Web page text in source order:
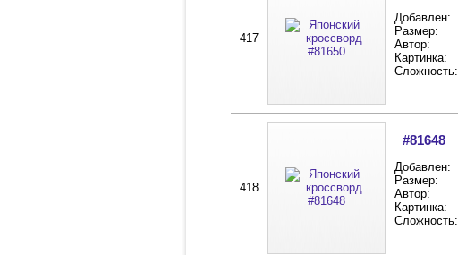
417
Добавлен:
Размер:
Автор:
Картинка:
Сложность:
418
#81648
Добавлен:
Размер:
Автор:
Картинка:
Сложность: